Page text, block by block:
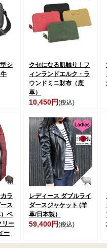
シ
クセになる肌触り！フ
ィンランドエルク・ラ
ウンドミニ財布（鹿
革）
10,450円(税込)
ラ
ス
ベ
リー
ー
レディース ダブルライ
ダースジャケット (羊
革/日本製）
59,400円(税込)